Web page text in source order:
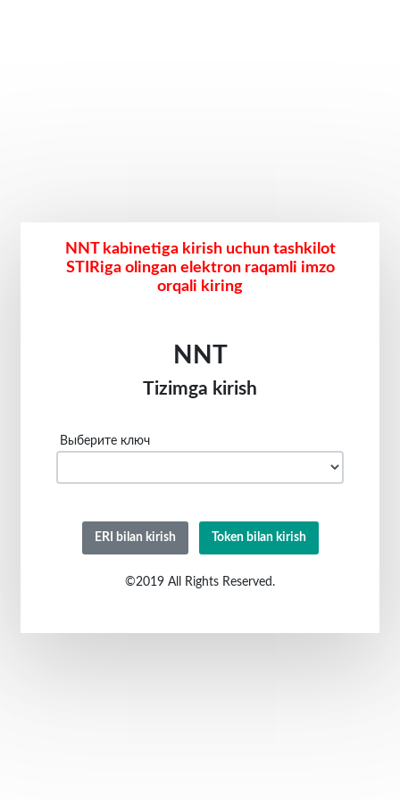
NNT kabinetiga kirish uchun tashkilot
STIRiga olingan elektron raqamli imzo
orqali kiring
NNT
Tizimga kirish
Выберите ключ
ERI bilan kirish Token bilan kirish
©2019 All Rights Reserved.